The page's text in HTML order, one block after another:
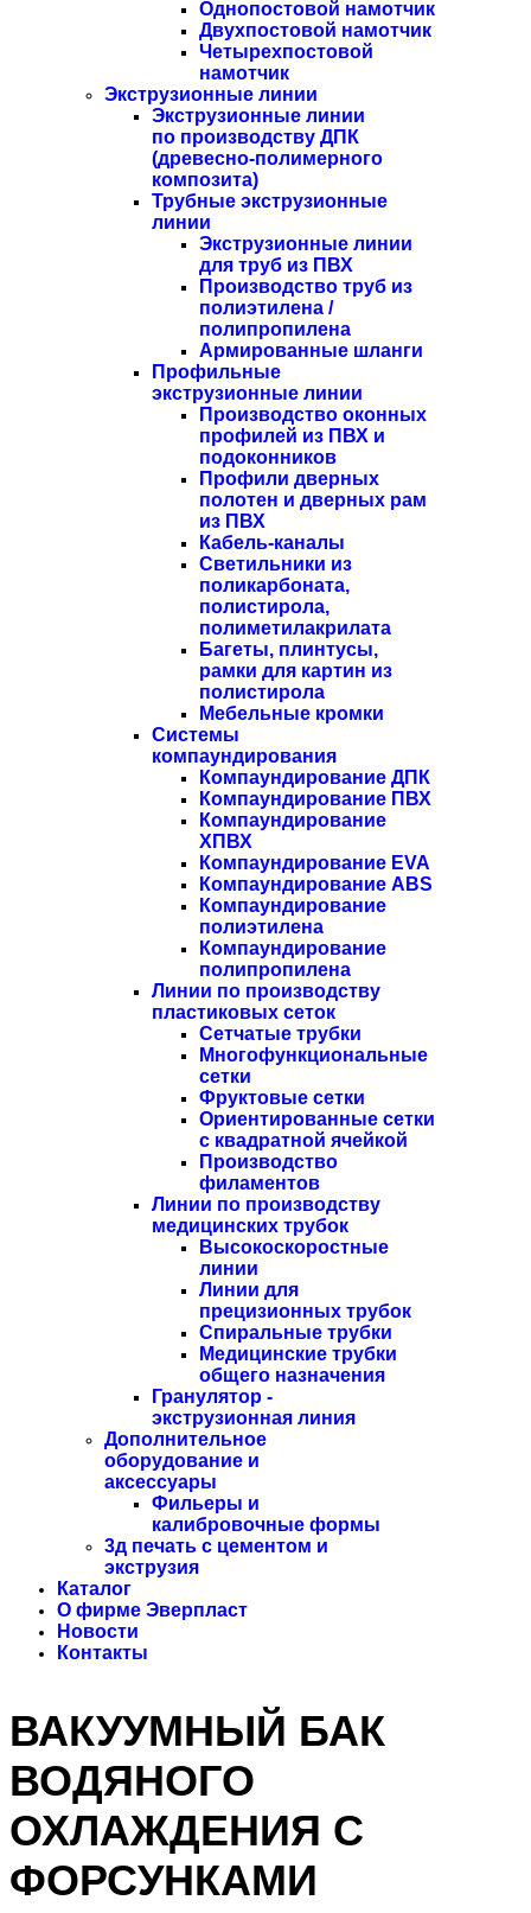
Однопостовой намотчик
Двухпостовой намотчик
Четырехпостовой
намотчик
Экструзионные линии
Экструзионные линии
по производству ДПК
(древесно-полимерного
композита)
Трубные экструзионные
линии
Экструзионные линии
для труб из ПВХ
Производство труб из
полиэтилена /
полипропилена
Армированные шланги
Профильные
экструзионные линии
Производство оконных
профилей из ПВХ и
подоконников
Профили дверных
полотен и дверных рам
из ПВХ
Кабель-каналы
Светильники из
поликарбоната,
полистирола,
полиметилакрилата
Багеты, плинтусы,
рамки для картин из
полистирола
Мебельные кромки
Системы
компаундирования
Компаундирование ДПК
Компаундирование ПВХ
Компаундирование
ХПВХ
Компаундирование EVA
Компаундирование ABS
Компаундирование
полиэтилена
Компаундирование
полипропилена
Линии по производству
пластиковых сеток
Сетчатые трубки
Многофункциональные
сетки
Фруктовые сетки
Ориентированные сетки
с квадратной ячейкой
Производство
филаментов
Линии по производству
медицинских трубок
Высокоскоростные
линии
Линии для
прецизионных трубок
Спиральные трубки
Медицинские трубки
общего назначения
Гранулятор -
экструзионная линия
Дополнительное
оборудование и
аксессуары
Фильеры и
калибровочные формы
3д печать с цементом и
экструзия
Каталог
О фирме Эверпласт
Новости
Контакты
ВАКУУМНЫЙ БАК
ВОДЯНОГО
ОХЛАЖДЕНИЯ С
ФОРСУНКАМИ